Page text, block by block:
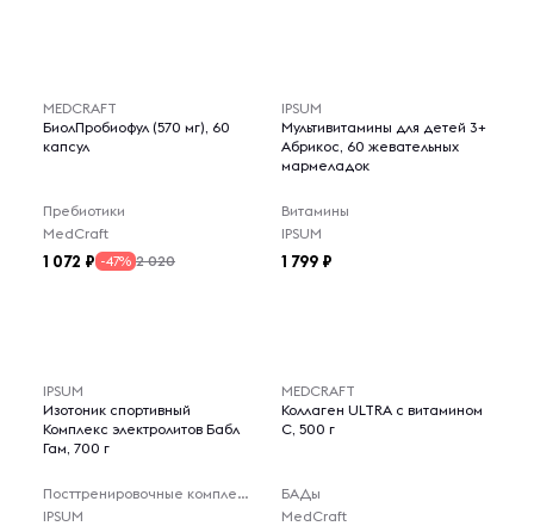
MEDCRAFT
БиолПробиофул (570 мг), 60
капсул
Пребиотики
MedCraft
1 072 -47% 2 020
IPSUM
Мультивитамины для детей 3+
Абрикос, 60 жевательных
мармеладок
Витамины
IPSUM
1 799
IPSUM
Изотоник спортивный
Комплекс электролитов Бабл
Гам, 700 г
Посттренировочные комплексы
IPSUM
MEDCRAFT
Коллаген ULTRA с витамином
C, 500 г
БАДы
MedCraft